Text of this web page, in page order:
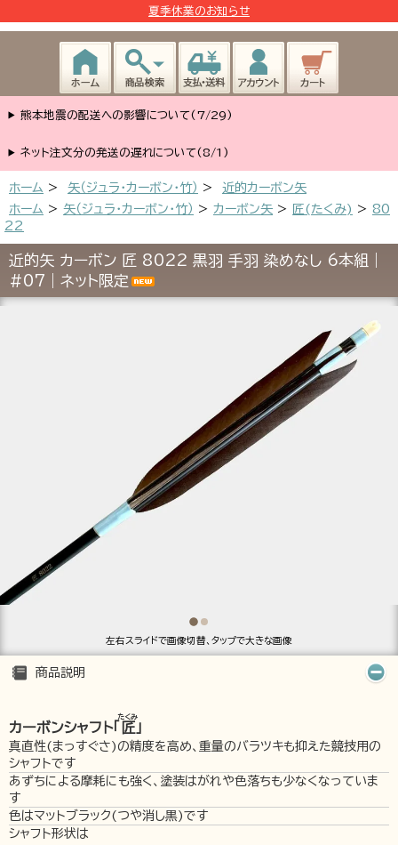
夏季休業のお知らせ
熊本地震の配送への影響について(7/29)
ネット注文分の発送の遅れについて(8/1)
ホーム > 矢（ジュラ･カーボン･竹） >
近的カーボン矢
ホーム > 矢（ジュラ･カーボン・竹） > カーボン矢 > 匠(たくみ) > 80
22
近的矢 カーボン 匠 8022 黒羽 手羽 染めなし 6本組｜
#07｜ネット限定
左右スライドで画像切替、タップで大きな画像
商品説明
カーボンシャフト「 匠
たくみ
」
真直性(まっすぐさ)の精度を高め、重量のバラツキも抑えた競技用の
シャフトです
あずちによる摩耗にも強く、塗装はがれや色落ちも少なくなっていま
す
色はマットブラック(つや消し黒)です
シャフト形状は